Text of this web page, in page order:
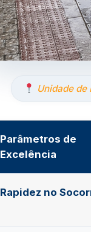
Unidade de
Parâmetros de
Excelência
Rapidez no